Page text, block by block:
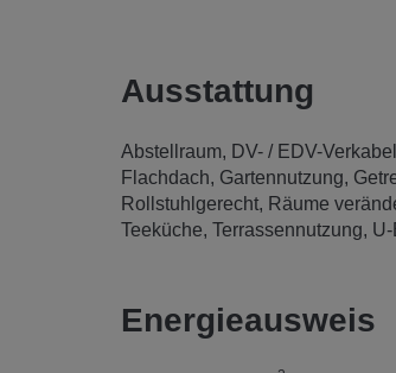
Ausstattung
Abstellraum DV- / EDV-
Flachdach Gartennutzung
Rollstuhlgerecht
Räume
Teeküche Terrassennutzung
Energieausweis